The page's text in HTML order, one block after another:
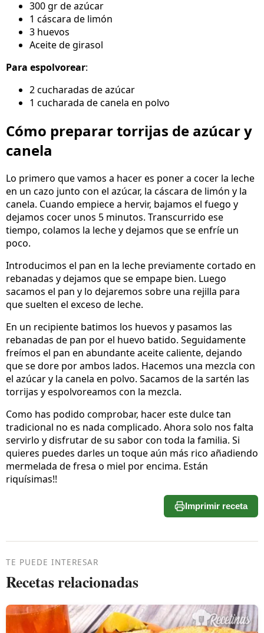
300 gr de azúcar
1 cáscara de limón
3 huevos
Aceite de girasol
Para espolvorear:
2 cucharadas de azúcar
1 cucharada de canela en polvo
Cómo preparar torrijas de azúcar y
canela
Lo primero que vamos a hacer es poner a cocer la leche
en un cazo junto con el azúcar, la cáscara de limón y la
canela. Cuando empiece a hervir, bajamos el fuego y
dejamos cocer unos 5 minutos. Transcurrido ese
tiempo, colamos la leche y dejamos que se enfríe un
poco.
Introducimos el pan en la leche previamente cortado en
rebanadas y dejamos que se empape bien. Luego
sacamos el pan y lo dejaremos sobre una rejilla para
que suelten el exceso de leche.
En un recipiente batimos los huevos y pasamos las
rebanadas de pan por el huevo batido. Seguidamente
freímos el pan en abundante aceite caliente, dejando
que se dore por ambos lados. Hacemos una mezcla con
el azúcar y la canela en polvo. Sacamos de la sartén las
torrijas y espolvoreamos con la mezcla.
Como has podido comprobar, hacer este dulce tan
tradicional no es nada complicado. Ahora solo nos falta
servirlo y disfrutar de su sabor con toda la familia. Si
quieres puedes darles un toque aún más rico añadiendo
mermelada de fresa o miel por encima. Están
riquísimas!!
Imprimir receta
TE PUEDE INTERESAR
Recetas relacionadas